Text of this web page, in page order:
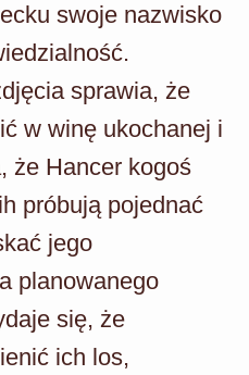
swoje nazwisko
sprawia, że
w winę ukochanej i
że Hancer kogoś
próbują pojednać
jego
planowanego
się, że
ich los,